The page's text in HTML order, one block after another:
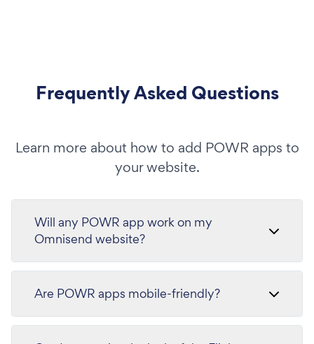
Frequently Asked Questions
Learn more about how to add POWR apps to
your website.
Will any POWR app work on my
Omnisend website?
Are POWR apps mobile-friendly?